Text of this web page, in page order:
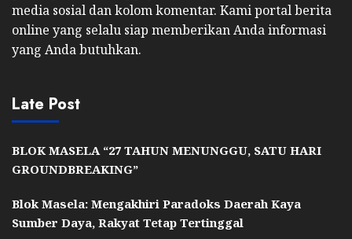
media sosial dan kolom komentar. Kami portal berita
online yang selalu siap memberikan Anda informasi
yang Anda butuhkan.
Late Post
BLOK MASELA “27 TAHUN MENUNGGU, SATU HARI
GROUNDBREAKING”
Blok Masela: Mengakhiri Paradoks Daerah Kaya
Sumber Daya, Rakyat Tetap Tertinggal